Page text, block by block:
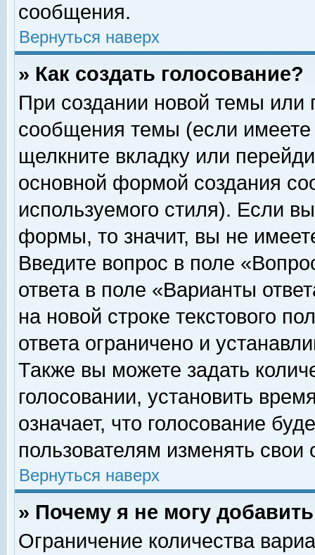
сообщения.
Вернуться наверх
» Как создать голосование?
При создании новой темы или
сообщения темы (если
щелкните вкладку или
основной формой создания
используемого стиля). Если
формы, то значит, вы не
Введите вопрос в поле
ответа в поле «Варианты
на новой строке текстового
ответа ограничено и
Также вы можете задать
голосовании, установить
означает, что голосование
пользователям изменять свои
Вернуться наверх
» Почему я не могу
Ограничение количества